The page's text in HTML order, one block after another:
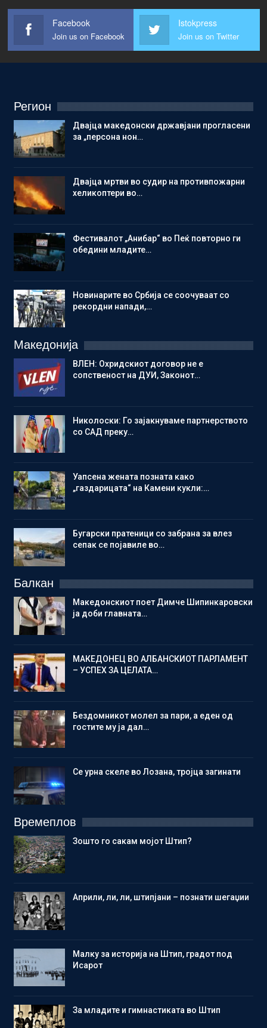
Facebook
Join us on Facebook
Istokpress
Join us on Twitter
Регион
Двајца македонски државјани прогласени
за „персона нон…
Двајца мртви во судир на противпожарни
хеликоптери во…
Фестивалот „Анибар“ во Пеќ повторно ги
обедини младите…
Новинарите во Србија се соочуваат со
рекордни напади,…
Македонија
ВЛЕН: Охридскиот договор не е
сопственост на ДУИ, Законот…
Николоски: Го зајакнуваме партнерството
со САД преку…
Уапсена жената позната како
„газдарицата“ на Камени кукли:…
Бугарски пратеници со забрана за влез
сепак се појавиле во…
Балкан
Македонскиот поет Димче Шипинкаровски
ја доби главната…
МАКЕДОНЕЦ ВО АЛБАНСКИОТ ПАРЛАМЕНТ
– УСПЕХ ЗА ЦЕЛАТА…
Бездомникот молел за пари, а еден од
гостите му ја дал…
Се урна скеле во Лозана, тројца загинати
Времеплов
Зошто го сакам мојот Штип?
Aприли, ли, ли, штипјани – познати шегаџии
Малку за историја на Штип, градот под
Исарот
Зa младите и гимнастиката во Штип